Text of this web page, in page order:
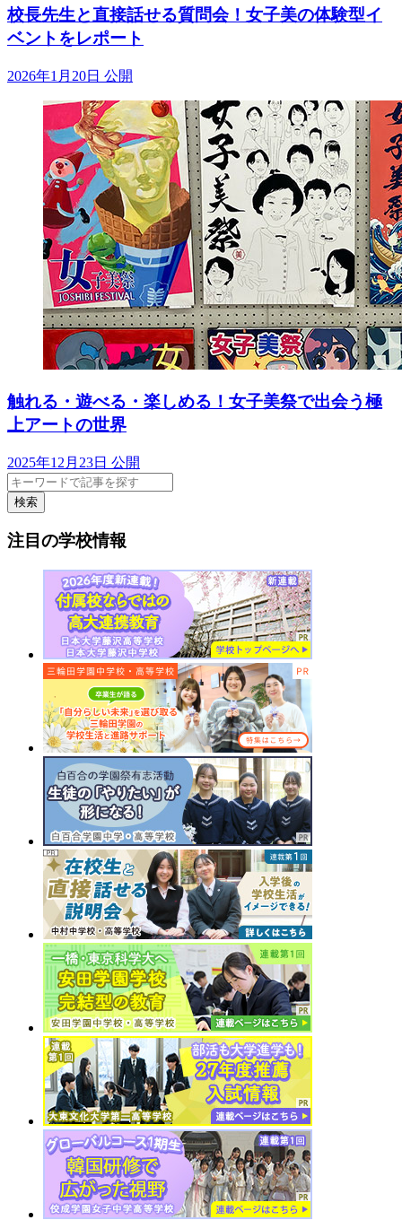
校長先生と直接話せる質問会！女子美の体験型イ
ベントをレポート
2026年1月20日 公開
触れる・遊べる・楽しめる！女子美祭で出会う極
上アートの世界
2025年12月23日 公開
検索
注目の学校情報